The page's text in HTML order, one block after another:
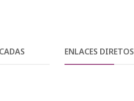
ENLACES DIRETOS